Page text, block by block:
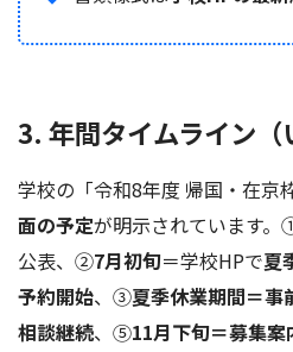
3. 年間タイムライン（
学校の「令和8年度 帰国・在京
面の予定が明示されています
公表、②7月初旬＝学校HPで夏
予約開始、③夏季休業期間＝事
相談継続、⑤11月下旬＝募集